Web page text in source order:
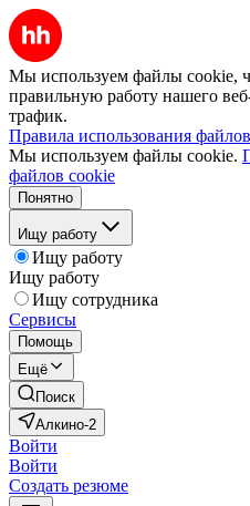
Мы используем файлы cookie,
правильную работу нашего
трафик.
Правила использования
Мы используем файлы cookie.
файлов cookie
Понятно
Ищу работу
Ищу работу
Ищу работу
Ищу сотрудника
Сервисы
Помощь
Ещё
Поиск
Алкино-2
Войти
Войти
Создать резюме